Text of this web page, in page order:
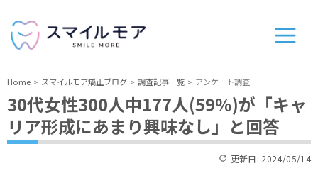
Home スマイルモア矯正ブログ 調査記事一覧 アンケート調査
30代女性300人中177人(59％)が「キャ
リア形成にあまり興味なし」と回答
更新日: 2024/05/14